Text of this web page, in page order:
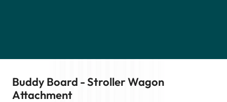
Buddy Board - Stroller Wagon
Attachment